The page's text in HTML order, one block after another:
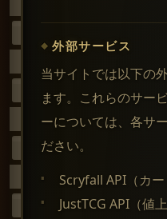
外部サービス
当サイトでは以下の
ます。これらのサー
ーについては、各サ
ださい。
Scryfall API（カー
JustTCG API（値